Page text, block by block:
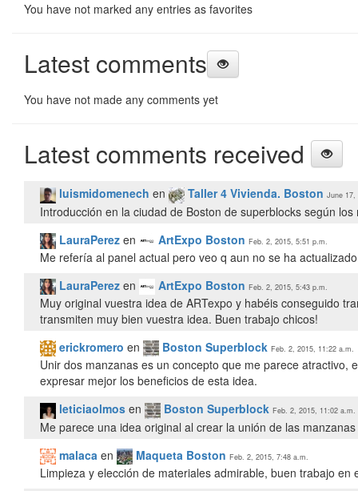
You have not marked any entries as favorites
Latest comments
You have not made any comments yet
Latest comments received
luismidomenech en Taller 4 Vivienda. Boston June 17,
Introducción en la ciudad de Boston de superblocks según
LauraPerez en ArtExpo Boston Feb. 2, 2015, 5:51 p.m.
Me refería al panel actual pero veo q aun no se ha
LauraPerez en ArtExpo Boston Feb. 2, 2015, 5:43 p.m.
Muy original vuestra idea de ARTexpo y habéis conseguido
transmiten muy bien vuestra idea. Buen trabajo chicos!
erickromero en Boston Superblock Feb. 2, 2015, 11:22 a.m.
Unir dos manzanas es un concepto que me parece
expresar mejor los beneficios de esta idea.
leticiaolmos en Boston Superblock Feb. 2, 2015, 11:02 a.m.
Me parece una idea original al crear la unión de las
malaca en Maqueta Boston Feb. 2, 2015, 7:48 a.m.
Limpieza y elección de materiales admirable, buen trabajo en